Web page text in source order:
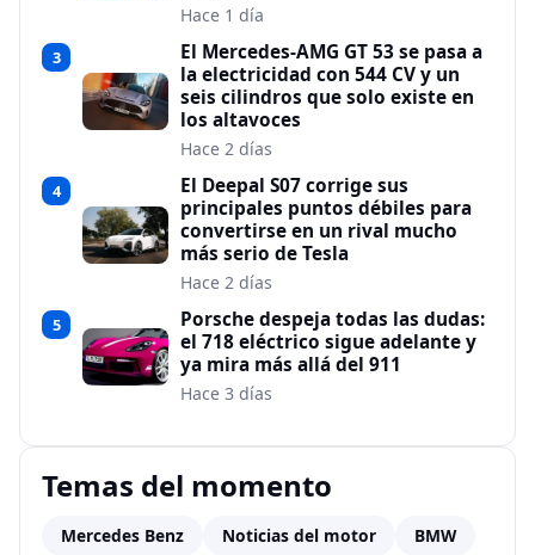
Hace 1 día
3
El Mercedes-AMG GT 53 se pasa a
la electricidad con 544 CV y un
seis cilindros que solo existe en
los altavoces
Hace 2 días
4
El Deepal S07 corrige sus
principales puntos débiles para
convertirse en un rival mucho
más serio de Tesla
Hace 2 días
5
Porsche despeja todas las dudas:
el 718 eléctrico sigue adelante y
ya mira más allá del 911
Hace 3 días
Temas del momento
Mercedes Benz Noticias del motor
BMW